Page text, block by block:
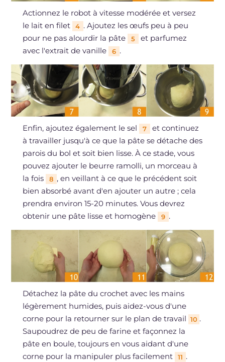
Actionnez le robot à vitesse modérée et versez
le lait en filet
4 . Ajoutez les œufs peu à peu
pour ne pas alourdir la pâte
5
et parfumez
avec l'extrait de vanille
6 .
Enfin, ajoutez également le sel 7
et continuez
à travailler jusqu'à ce que la pâte se détache des
parois du bol et soit bien lisse. À ce stade, vous
pouvez ajouter le beurre ramolli, un morceau à
la fois
8 , en veillant à ce que le précédent soit
bien absorbé avant d'en ajouter un autre ; cela
prendra environ 15-20 minutes. Vous devrez
obtenir une pâte lisse et homogène
9 .
Détachez la pâte du crochet avec les mains
légèrement humides, puis aidez-vous d'une
corne pour la retourner sur le plan de travail 10 .
Saupoudrez de peu de farine et façonnez la
pâte en boule, toujours en vous aidant d'une
corne pour la manipuler plus facilement
11 .